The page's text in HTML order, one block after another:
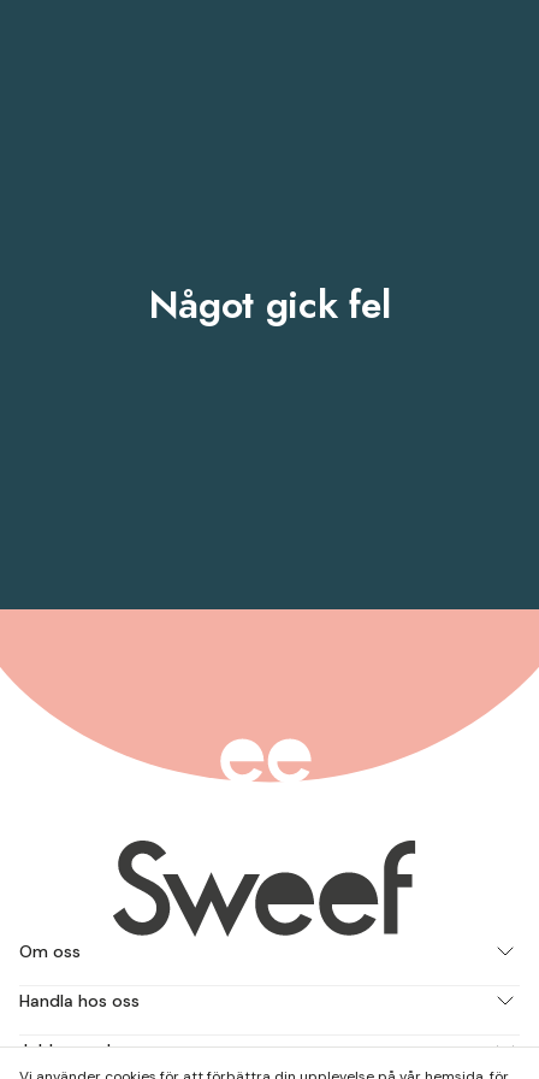
Något gick fel
Om oss
Handla hos oss
Jobba med oss